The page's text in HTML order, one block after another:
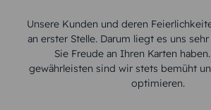
Unsere Kunden und deren
an erster Stelle. Darum liegt es uns
Sie Freude an Ihren Karten
gewährleisten sind wir stets bemüht
optimieren.